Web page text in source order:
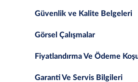
Güvenlik ve Kalite Belgeleri
Görsel Çalışmalar
Fiyatlandırma Ve Ödeme
Garanti Ve Servis Bilgileri